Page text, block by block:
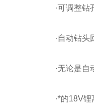
·可调整
·自动钻头
·无论是
·*的18V